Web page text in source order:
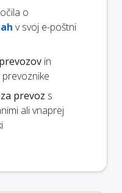
o
v svoj e-poštni
in
prevoz s
ali vnaprej